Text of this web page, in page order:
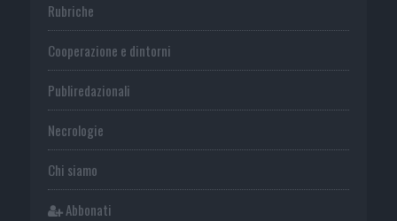
Rubriche
Cooperazione e dintorni
Publiredazionali
Necrologie
Chi siamo
Abbonati